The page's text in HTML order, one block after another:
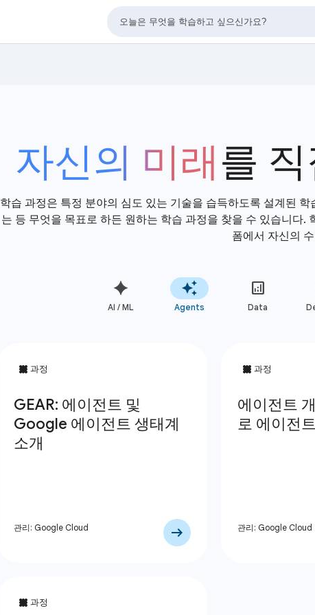
자신의 미래를
학습 과정은 특정 분야의 심도 있는 기술을 습득하도록 설계된
는 등 무엇을 목표로 하든 원하는 학습 과정을 찾을 수 있습니다.
폼에서 자신의
AI / ML Agents Data
관리: Google Cloud 관리: Google Cloud